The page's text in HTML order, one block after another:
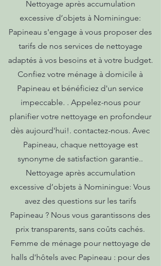
Nettoyage après accumulation
excessive d’objets à Nominingue:
Papineau s'engage à vous proposer des
tarifs de nos services de nettoyage
adaptés à vos besoins et à votre budget.
Confiez votre ménage à domicile à
Papineau et bénéficiez d'un service
impeccable. . Appelez-nous pour
planifier votre nettoyage en profondeur
dès aujourd'hui!. contactez-nous. Avec
Papineau, chaque nettoyage est
synonyme de satisfaction garantie..
Nettoyage après accumulation
excessive d’objets à Nominingue: Vous
avez des questions sur les tarifs
Papineau ? Nous vous garantissons des
prix transparents, sans coûts cachés.
Femme de ménage pour nettoyage de
halls d'hôtels avec Papineau : pour des